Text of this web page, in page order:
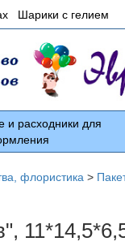
Шарики с гелием
и расходники для
флористика >